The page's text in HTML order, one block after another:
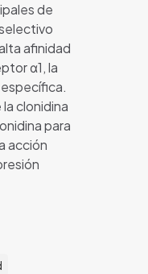
de
afinidad
α1, la
clonidina
para
acción